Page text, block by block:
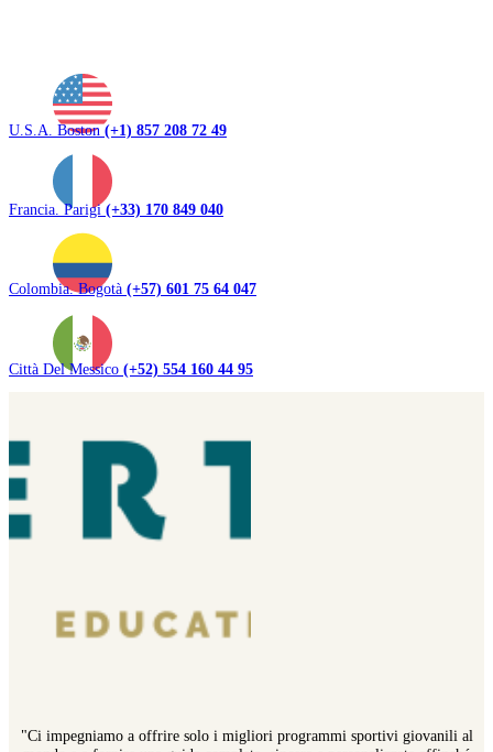
U.S.A. Boston(+1) 857 208 72 49
Francia. Parigi(+33) 170 849 040
Colombia. Bogotà (+57) 601 75 64 047
Città Del Messico (+52) 554 160 44 95
"Ci impegniamo a offrire solo i migliori programmi sportivi giovanili al